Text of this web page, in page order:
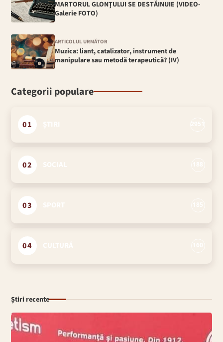
MARTORUL GLONŢULUI SE DESTĂINUIE (VIDEO-
Galerie FOTO)
ARTICOLUL URMĂTOR
Muzica: liant, catalizator, instrument de
manipulare sau metodă terapeutică? (IV)
Categorii populare
01
02
03
04
Știri recente